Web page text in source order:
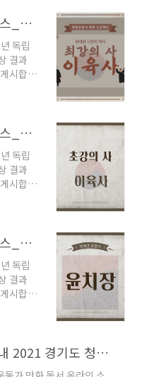
소유권
가들
다시
고대
했던
사합
[광복회_경기도2021] 카드뉴스_우수상(중등부)_김예람 학생작품
독립
결과
시합니
100
소유권
가들
다시
고대
했던
사합
[광복회_경기도2021] 카드뉴스_우수상(초등부)_송예은 학생작품
독립
결과
시합니
100
소유권
가들
다시
고대
했던
사합
[광복회_경기도2021] 카드뉴스_우수상(초등부)_송종욱 학생작품
독립
결과
시합니
수상
100
소유권
[광복회] 시상식 결과 발표 안내 2021 경기도 청소년 독립운동가 만화 독서 온라인 소통 대회